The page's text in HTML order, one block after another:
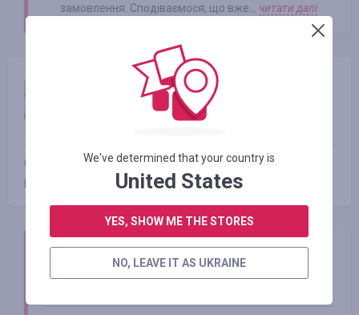
замовлення. Сподіваємося, що вже... читати далі
Ірина Міленко
01.03.2019 00:25
Супер, кешбек повернули протягом місяця. Все ок,
рекомендую!!!
Smarty Sale
01.03.2019
We've determined that your country is
United States
YES, SHOW ME THE STORES
NO, LEAVE IT AS UKRAINE